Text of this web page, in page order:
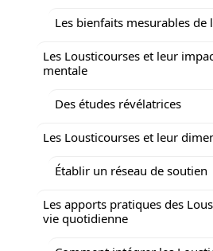
Les bienfaits mesurables de
Les Lousticourses et leur
mentale
Des études révélatrices
Les Lousticourses et leur
Établir un réseau de soutien
Les apports pratiques des
vie quotidienne